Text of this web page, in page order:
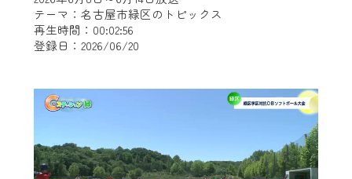
テーマ：名古屋市緑区のトピックス
再生時間：00:02:56
登録日：2026/06/20